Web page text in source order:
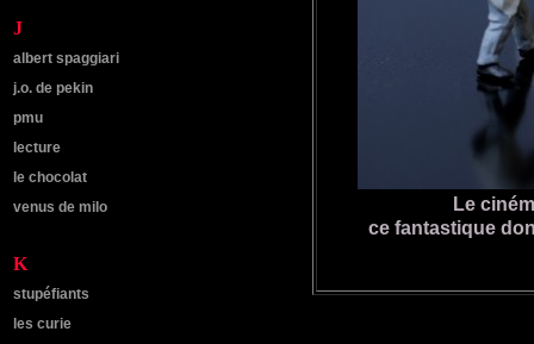
J
albert spaggiari
j.o. de pekin
pmu
lecture
le chocolat
venus de milo
K
stupéfiants
les curie
Le
ce fantastique